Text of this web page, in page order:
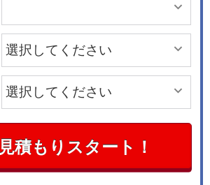
見積もりスタート！